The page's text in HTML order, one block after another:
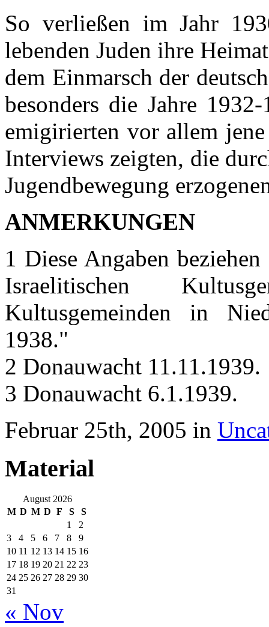
So verließen im Jahr
lebenden Juden ihre
dem Einmarsch der
besonders die Jahre
emigirierten vor allem
Interviews zeigten, die
Jugendbewegung
ANMERKUNGEN
1 Diese Angaben
Israelitischen
Kultusgemeinden in
1938."
2 Donauwacht 11.11.1939.
3 Donauwacht 6.1.1939.
Februar 25th, 2005 in
Material
August 2026
M D M D F S
S
1
2
3
4 5 6 7 8
9
10 11 12 13 14 15 16
17 18 19 20 21 22 23
24 25 26 27 28 29 30
31
« Nov